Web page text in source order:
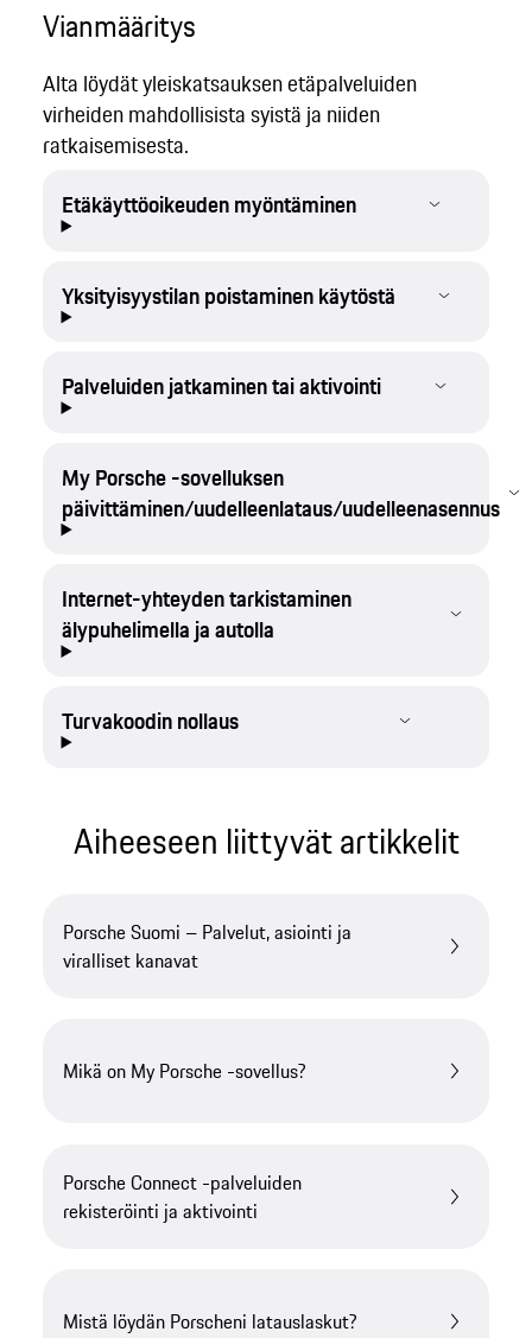
Vianmääritys
Alta löydät yleiskatsauksen etäpalveluiden
virheiden mahdollisista syistä ja niiden
ratkaisemisesta.
Etäkäyttöoikeuden myöntäminen
Yksityisyystilan poistaminen käytöstä
Palveluiden jatkaminen tai aktivointi
My Porsche -sovelluksen
päivittäminen/uudelleenlataus/uudelleenasennus
Internet-yhteyden tarkistaminen
älypuhelimella ja autolla
Turvakoodin nollaus
Aiheeseen liittyvät artikkelit
Porsche Suomi – Palvelut, asiointi ja
viralliset kanavat
Mikä on My Porsche -sovellus?
Porsche Connect -palveluiden
rekisteröinti ja aktivointi
Mistä löydän Porscheni latauslaskut?